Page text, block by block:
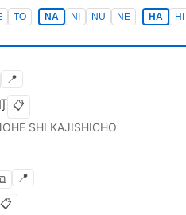
TO NA NI NU NE HA HI
📍
📋
SHI KAJISHICHO
📍
📋